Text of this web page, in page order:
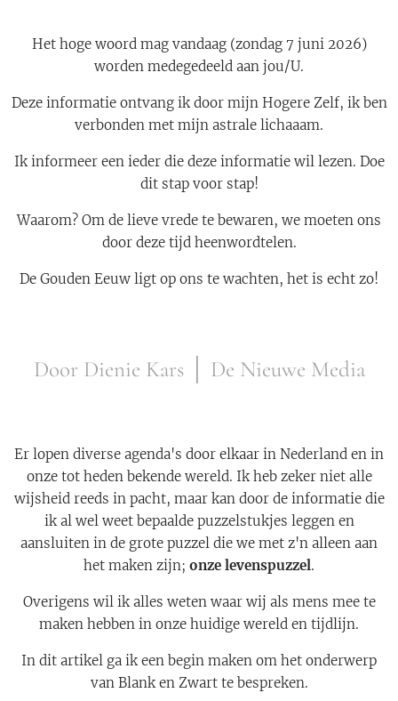
Het hoge woord mag vandaag (zondag 7 juni 2026)
worden medegedeeld aan jou/U.
Deze informatie ontvang ik door mijn Hogere Zelf, ik ben
verbonden met mijn astrale lichaaam.
Ik informeer een ieder die deze informatie wil lezen. Doe
dit stap voor stap!
Waarom? Om de lieve vrede te bewaren, we moeten ons
door deze tijd heenwordtelen.
De Gouden Eeuw ligt op ons te wachten, het is echt zo!
Door Dienie Kars │ De Nieuwe Media
Er lopen diverse agenda's door elkaar in Nederland en in
onze tot heden bekende wereld. Ik heb zeker niet alle
wijsheid reeds in pacht, maar kan door de informatie die
ik al wel weet bepaalde puzzelstukjes leggen en
aansluiten in de grote puzzel die we met z'n alleen aan
het maken zijn; onze levenspuzzel.
Overigens wil ik alles weten waar wij als mens mee te
maken hebben in onze huidige wereld en tijdlijn.
In dit artikel ga ik een begin maken om het onderwerp
van Blank en Zwart te bespreken.